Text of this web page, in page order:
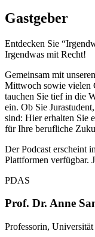
Gastgeber
Entdecken Sie
Irgendwas mit Recht!
Gemeinsam mit
Mittwoch sowie vielen
tauchen Sie tief in die
ein. Ob Sie
sind: Hier erhalten Sie
für Ihre berufliche
Der Podcast erscheint
Plattformen verfügbar.
PDAS
Prof. Dr. Anne
Professorin,